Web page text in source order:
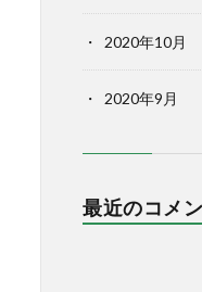
2020年10月
2020年9月
最近のコメ